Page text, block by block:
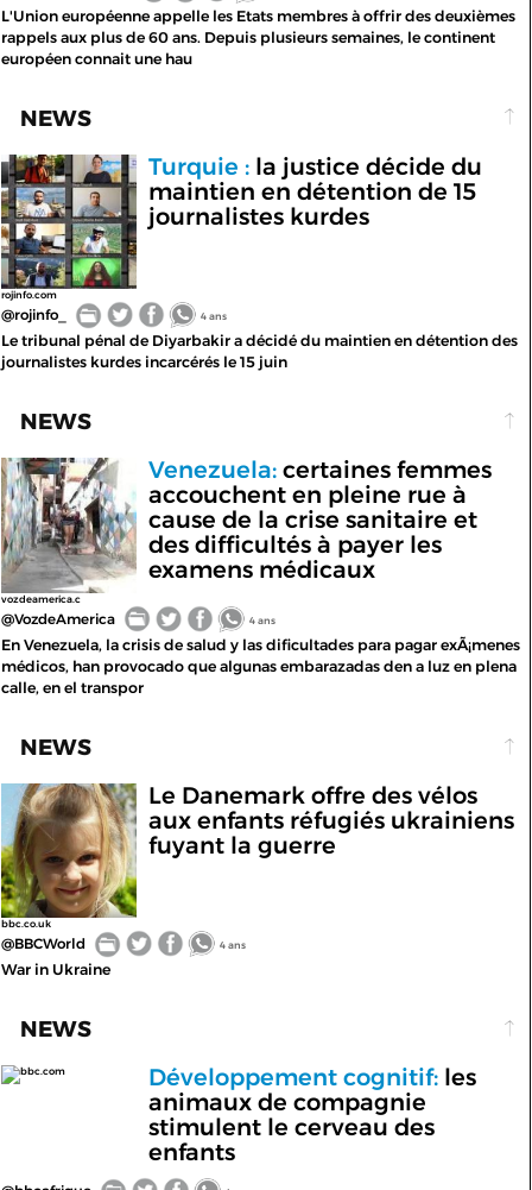
L'Union européenne appelle les Etats membres à offrir des deuxièmes
rappels aux plus de 60 ans. Depuis plusieurs semaines, le continent
européen connait une hau
NEWS
rojinfo.com
Turquie :la justice décide du
maintien en détention de 15
journalistes kurdes
@rojinfo_ 4 ans
Le tribunal pénal de Diyarbakir a décidé du maintien en détention des
journalistes kurdes incarcérés le 15 juin
NEWS
vozdeamerica.c
Venezuela:certaines femmes
accouchent en pleine rue à
cause de la crise sanitaire et
des difficultés à payer les
examens médicaux
@VozdeAmerica 4 ans
En Venezuela, la crisis de salud y las dificultades para pagar exÃ¡menes
médicos, han provocado que algunas embarazadas den a luz en plena
calle, en el transpor
NEWS
bbc.co.uk
Le Danemark offre des vélos
aux enfants réfugiés ukrainiens
fuyant la guerre
@BBCWorld 4 ans
War in Ukraine
NEWS
bbc.com Développement cognitif:les
animaux de compagnie
stimulent le cerveau des
enfants